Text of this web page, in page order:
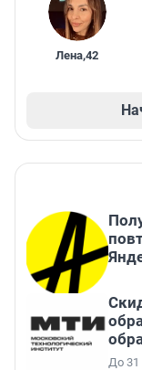
Лена,42
До 31